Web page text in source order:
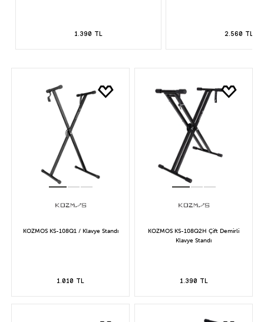
1.390 TL 2.560 TL
KOZMOS KS-108Q1 / Klavye Standı
1.010 TL
KOZMOS KS-108Q2H Çift Demirli
Klavye Standı
1.390 TL